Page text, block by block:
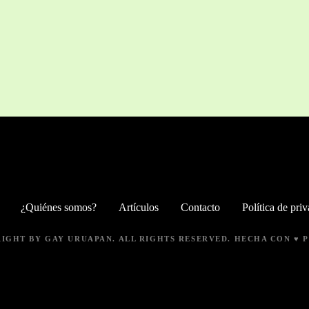
¿Quiénes somos? Artículos Contacto Política de
BYGAY URUAPAN. ALL RIGHTS RESERVED. HECHA CON ♥